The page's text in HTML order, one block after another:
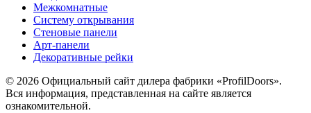
Межкомнатные
Систему открывания
Стеновые панели
Арт-панели
Декоративные рейки
© 2026 Официальный сайт дилера фабрики «ProfilDoors».
Вся информация, представленная на сайте является
ознакомительной.